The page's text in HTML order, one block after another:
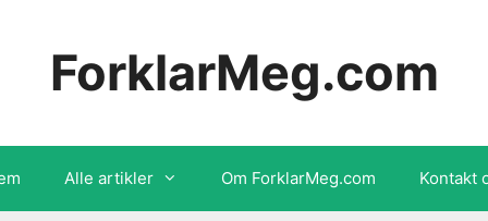
ForklarMeg.com
Alle artikler Om ForklarMeg.com Kontakt